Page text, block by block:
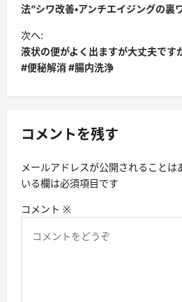
ナ
ビ
ゲ
ー
シ
ン
法”シワ改善・アンチエイジングの裏
次へ:
液状の便がよく出ますが大丈夫で
#便秘解消 #腸内洗浄
コメントを残す
メールアドレスが公開されることは
いる欄は必須項目です
コメント ※